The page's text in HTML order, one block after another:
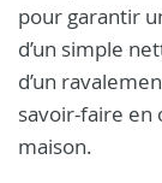
pour garantir
d’un simple
d’un
savoir-faire
maison.